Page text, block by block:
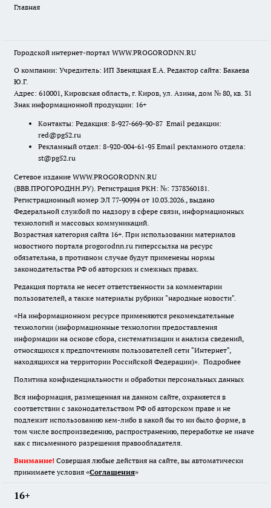
Главная
Городской интернет-портал WWW.PROGORODNN.RU
О компании: Учредитель: ИП Звеняцкая Е.А. Редактор сайта: Бакаева
Ю.Г.
Адрес: 610001, Кировская область, г. Киров, ул. Азина, дом № 80, кв. 31
Знак информационной продукции: 16+
Контакты: Редакция: 8-927-669-90-87 Email редакции:
red@pg52.ru
Рекламный отдел: 8-920-004-61-95 Email рекламного отдела:
st@pg52.ru
Сетевое издание WWW.PROGORODNN.RU
(ВВВ.ПРОГОРОДНН.РУ). Регистрация РКН: №: 7378360181.
Регистрационный номер ЭЛ 77-90994 от 10.03.2026., выдано
Федеральной службой по надзору в сфере связи, информационных
технологий и массовых коммуникаций.
Возрастная категория сайта 16+. При использовании материалов
новостного портала progorodnn.ru гиперссылка на ресурс
обязательна, в противном случае будут применены нормы
законодательства РФ об авторских и смежных правах.
Редакция портала не несет ответственности за комментарии
пользователей, а также материалы рубрики "народные новости".
«На информационном ресурсе применяются рекомендательные
технологии (информационные технологии предоставления
информации на основе сбора, систематизации и анализа сведений,
относящихся к предпочтениям пользователей сети "Интернет",
находящихся на территории Российской Федерации)». Подробнее
Политика конфиденциальности и обработки персональных данных
Вся информация, размещенная на данном сайте, охраняется в
соответствии с законодательством РФ об авторском праве и не
подлежит использованию кем-либо в какой бы то ни было форме, в
том числе воспроизведению, распространению, переработке не иначе
как с письменного разрешения правообладателя.
Внимание! Совершая любые действия на сайте, вы автоматически
принимаете условия «Cоглашения»
16+